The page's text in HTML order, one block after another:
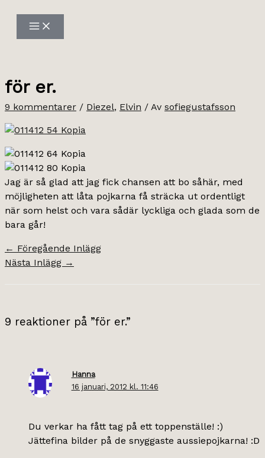
innehåll
för er.
9 kommentarer / Diezel, Elvin / Av sofiegustafsson
Jag är så glad att jag fick chansen att bo såhär, med
möjligheten att låta pojkarna få sträcka ut ordentligt
när som helst och vara sådär lyckliga och glada som de
bara går!
← Föregående Inlägg
Nästa Inlägg →
9 reaktioner på ”för er.”
Hanna
16 januari, 2012 kl. 11:46
Du verkar ha fått tag på ett toppenställe! :)
Jättefina bilder på de snyggaste aussiepojkarna! :D